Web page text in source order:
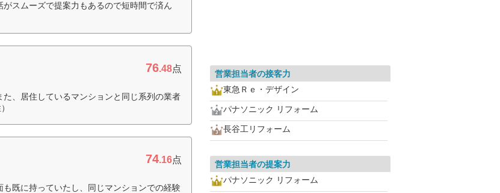
スムーズで提案力もあるので短時間で済ん
76.48点
、居住しているマンションと同じ系列の業者
74.16点
既に持っていたし、同じマンションでの経験
営業担当者の接客力
東急Ｒｅ・デザイン
パナソニック リフォーム
長谷工リフォーム
営業担当者の提案力
パナソニック リフォーム